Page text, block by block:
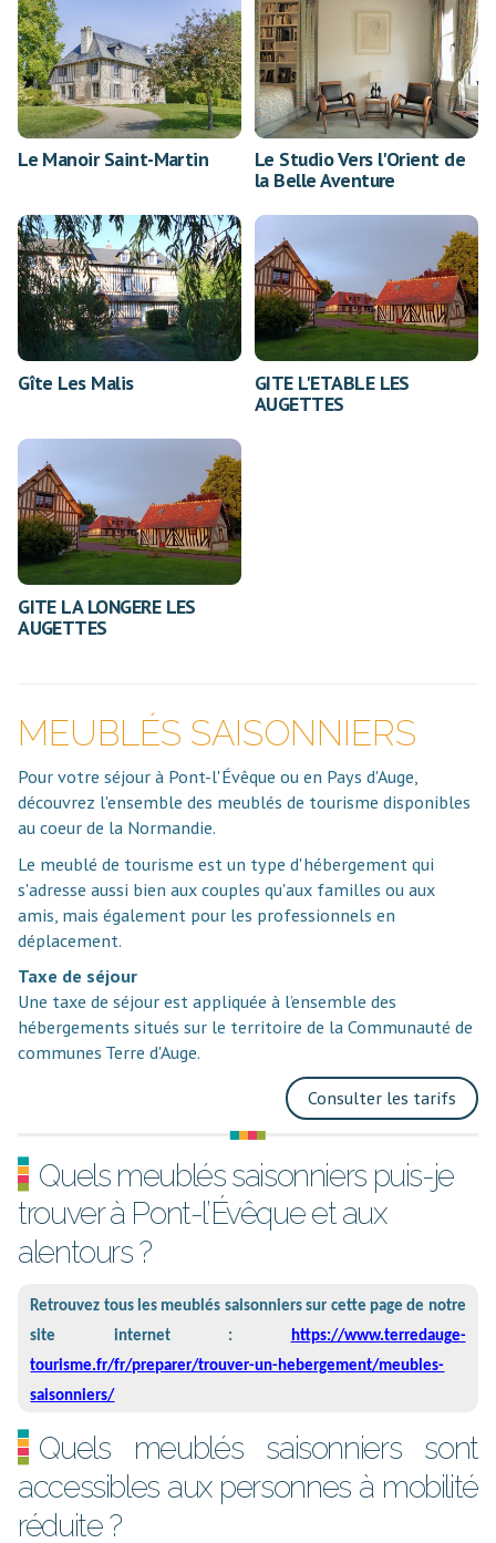
Le Manoir Saint-Martin
Le Studio Vers l'Orient de
la Belle Aventure
Gîte Les Malis
GITE L'ETABLE LES
AUGETTES
GITE LA LONGERE LES
AUGETTES
MEUBLÉS SAISONNIERS
Pour votre séjour à Pont-l'Évêque ou en Pays d'Auge,
découvrez l'ensemble des meublés de tourisme disponibles
au coeur de la Normandie.
Le meublé de tourisme est un type d'hébergement qui
s'adresse aussi bien aux couples qu'aux familles ou aux
amis, mais également pour les professionnels en
déplacement.
Taxe de séjour
Une taxe de séjour est appliquée à l’ensemble des
hébergements situés sur le territoire de la Communauté de
communes Terre d'Auge.
Consulter les tarifs
Quels meublés saisonniers puis-je
trouver à Pont-l’Évêque et aux
alentours ?
Retrouvez tous les meublés saisonniers sur cette page de notre
site internet :
https://www.terredauge-
tourisme.fr/fr/preparer/trouver-un-hebergement/meubles-
saisonniers/
Quels meublés saisonniers sont
accessibles aux personnes à mobilité
réduite ?